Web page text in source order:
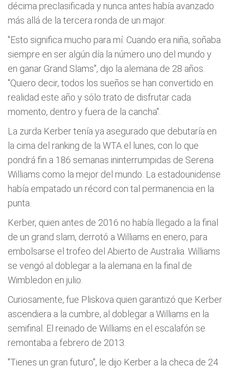
décima preclasificada y nunca antes había avanzado
más allá de la tercera ronda de un major.
"Esto significa mucho para mí. Cuando era niña, soñaba
siempre en ser algún día la número uno del mundo y
en ganar Grand Slams", dijo la alemana de 28 años.
"Quiero decir, todos los sueños se han convertido en
realidad este año y sólo trato de disfrutar cada
momento, dentro y fuera de la cancha".
La zurda Kerber tenía ya asegurado que debutaría en
la cima del ranking de la WTA el lunes, con lo que
pondrá fin a 186 semanas ininterrumpidas de Serena
Williams como la mejor del mundo. La estadounidense
había empatado un récord con tal permanencia en la
punta.
Kerber, quien antes de 2016 no había llegado a la final
de un grand slam, derrotó a Williams en enero, para
embolsarse el trofeo del Abierto de Australia. Williams
se vengó al doblegar a la alemana en la final de
Wimbledon en julio.
Curiosamente, fue Pliskova quien garantizó que Kerber
ascendiera a la cumbre, al doblegar a Williams en la
semifinal. El reinado de Williams en el escalafón se
remontaba a febrero de 2013.
"Tienes un gran futuro", le dijo Kerber a la checa de 24